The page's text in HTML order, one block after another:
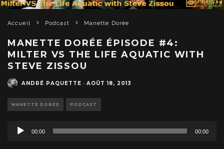
Accueil Podcast Manette Dorée
MANETTE DORÉE ÉPISODE #4:
MILTER VS THE LIFE AQUATIC WITH
STEVE ZISSOU
ANDRÉ PAQUETTE · AOÛT 18, 2013
MANETTE DORÉE PODCAST
00:00 00:00